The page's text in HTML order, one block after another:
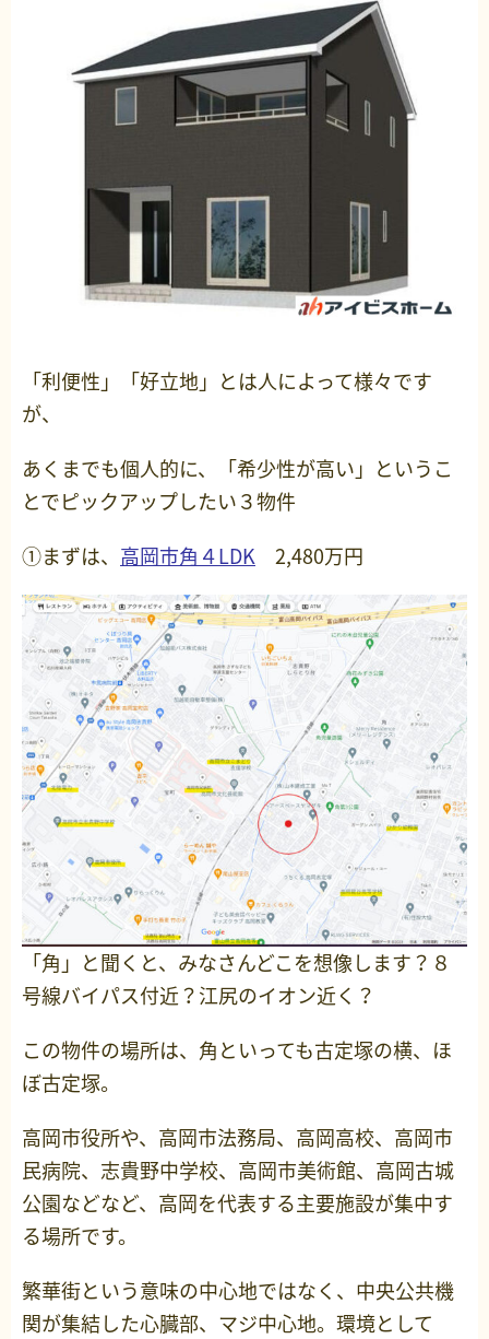
「利便性」「好立地」とは人によって様々です
が、
あくまでも個人的に、「希少性が高い」というこ
とでピックアップしたい３物件
①まずは、 高岡市角４LDK 2,480万円
「角」と聞くと、みなさんどこを想像します？８
号線バイパス付近？江尻のイオン近く？
この物件の場所は、角といっても古定塚の横、ほ
ぼ古定塚。
高岡市役所や、高岡市法務局、高岡高校、高岡市
民病院、志貴野中学校、高岡市美術館、高岡古城
公園などなど、高岡を代表する主要施設が集中す
る場所です。
繁華街という意味の中心地ではなく、中央公共機
関が集結した心臓部、マジ中心地。環境として